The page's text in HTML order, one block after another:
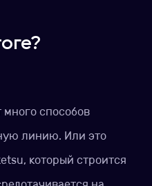
много способов
линию. Или это
который строится